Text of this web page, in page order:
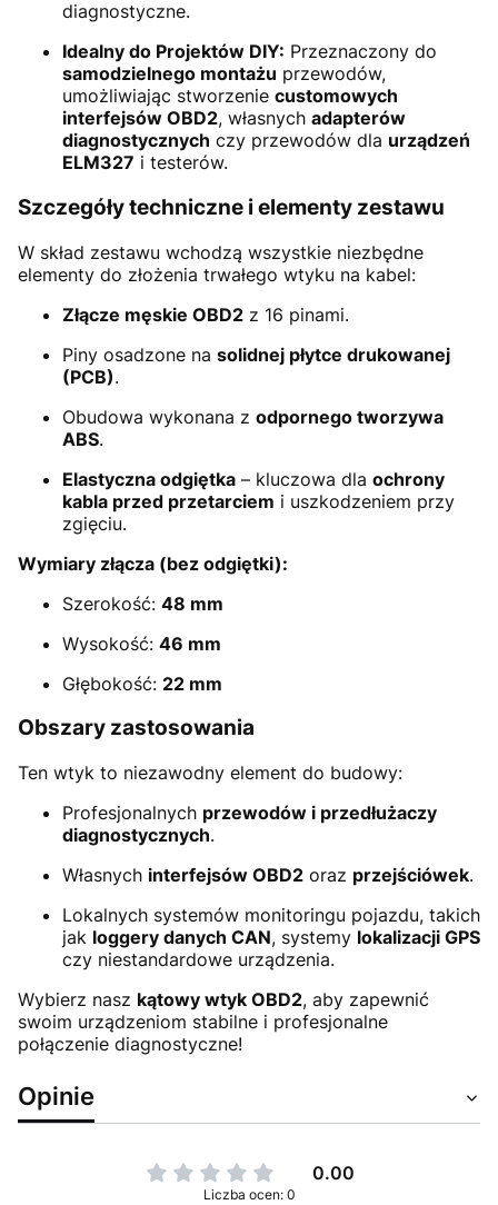
diagnostyczne.
Idealny do Projektów DIY: Przeznaczony do
samodzielnego montażu przewodów,
umożliwiając stworzenie customowych
interfejsów OBD2, własnych adapterów
diagnostycznych czy przewodów dla urządzeń
ELM327 i testerów.
Szczegóły techniczne i elementy zestawu
W skład zestawu wchodzą wszystkie niezbędne
elementy do złożenia trwałego wtyku na kabel:
Złącze męskie OBD2 z 16 pinami.
Piny osadzone na solidnej płytce drukowanej
(PCB).
Obudowa wykonana z odpornego tworzywa
ABS.
Elastyczna odgiętka – kluczowa dla ochrony
kabla przed przetarciem i uszkodzeniem przy
zgięciu.
Wymiary złącza (bez odgiętki):
Szerokość: 48 mm
Wysokość: 46 mm
Głębokość: 22 mm
Obszary zastosowania
Ten wtyk to niezawodny element do budowy:
Profesjonalnych przewodów i przedłużaczy
diagnostycznych.
Własnych interfejsów OBD2 oraz przejściówek.
Lokalnych systemów monitoringu pojazdu, takich
jak loggery danych CAN, systemy lokalizacji GPS
czy niestandardowe urządzenia.
Wybierz nasz kątowy wtyk OBD2, aby zapewnić
swoim urządzeniom stabilne i profesjonalne
połączenie diagnostyczne!
Opinie
0.00
Liczba ocen: 0